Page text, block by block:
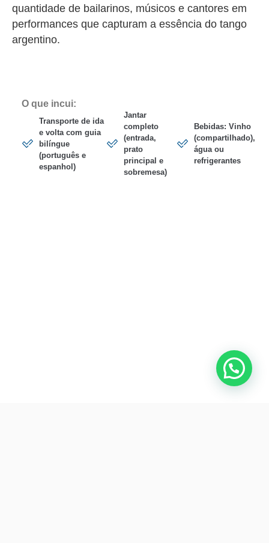
quantidade de bailarinos, músicos e cantores em
performances que capturam a essência do tango
argentino.
O que incui:
Transporte de ida
e volta com guia
bilíngue
(português e
espanhol)
Jantar
completo
(entrada,
prato
principal e
sobremesa)
Bebidas: Vinho
(compartilhado),
água ou
refrigerantes